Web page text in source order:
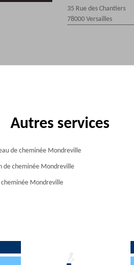
35 Rue des Chantiers
78000 Versailles
Autres services
de cheminée Mondreville
de cheminée Mondreville
cheminée Mondreville